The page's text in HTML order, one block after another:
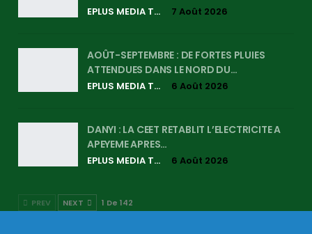
EPLUS MEDIA TV 7 Août 2026
AOÛT-SEPTEMBRE : DE FORTES PLUIES
ATTENDUES DANS LE NORD DU…
EPLUS MEDIA TV 6 Août 2026
DANYI : LA CEET RETABLIT L’ELECTRICITE A
APEYEME APRES…
EPLUS MEDIA TV 6 Août 2026
PREV NEXT 1 De 142